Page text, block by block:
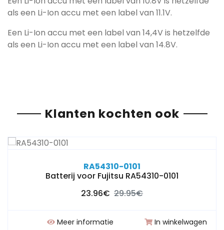
als een Li-Ion accu met een label van 11.1V.
Een Li-Ion accu met een label van 14,4V is hetzelfde
als een Li-Ion accu met een label van 14.8V.
Klanten kochten ook
RA54310-0101
Batterij voor Fujitsu RA54310-0101
23.96€ 29.95€
Meer informatie In winkelwagen